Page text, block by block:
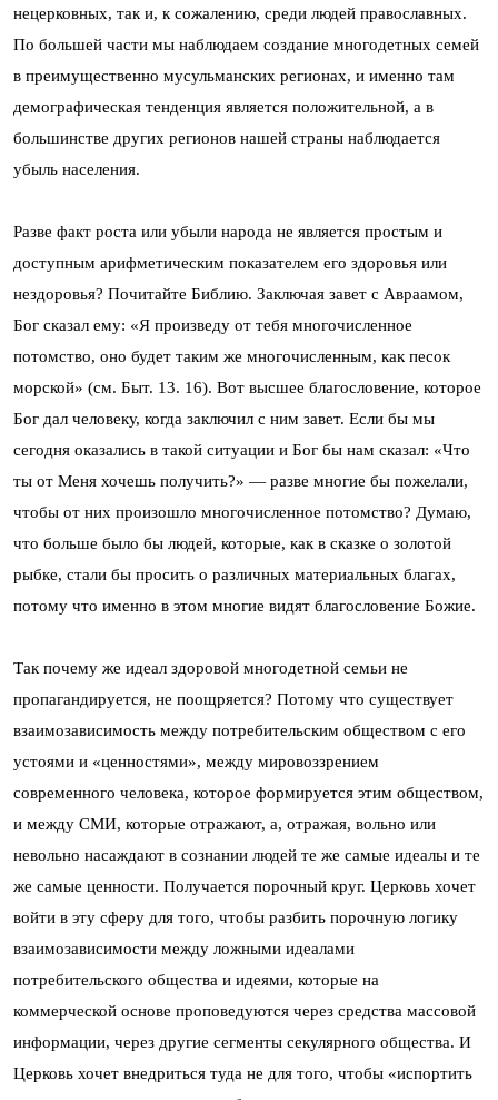
нецерковных, так и, к сожалению, среди людей православных.
По большей части мы наблюдаем создание многодетных семей
в преимущественно мусульманских регионах, и именно там
демографическая тенденция является положительной, а в
большинстве других регионов нашей страны наблюдается
убыль населения.
Разве факт роста или убыли народа не является простым и
доступным арифметическим показателем его здоровья или
нездоровья? Почитайте Библию. Заключая завет с Авраамом,
Бог сказал ему: «Я произведу от тебя многочисленное
потомство, оно будет таким же многочисленным, как песок
морской» (см. Быт. 13. 16). Вот высшее благословение, которое
Бог дал человеку, когда заключил с ним завет. Если бы мы
сегодня оказались в такой ситуации и Бог бы нам сказал: «Что
ты от Меня хочешь получить?» — разве многие бы пожелали,
чтобы от них произошло многочисленное потомство? Думаю,
что больше было бы людей, которые, как в сказке о золотой
рыбке, стали бы просить о различных материальных благах,
потому что именно в этом многие видят благословение Божие.
Так почему же идеал здоровой многодетной семьи не
пропагандируется, не поощряется? Потому что существует
взаимозависимость между потребительским обществом с его
устоями и «ценностями», между мировоззрением
современного человека, которое формируется этим обществом,
и между СМИ, которые отражают, а, отражая, вольно или
невольно насаждают в сознании людей те же самые идеалы и те
же самые ценности. Получается порочный круг. Церковь хочет
войти в эту сферу для того, чтобы разбить порочную логику
взаимозависимости между ложными идеалами
потребительского общества и идеями, которые на
коммерческой основе проповедуются через средства массовой
информации, через другие сегменты секулярного общества. И
Церковь хочет внедриться туда не для того, чтобы «испортить